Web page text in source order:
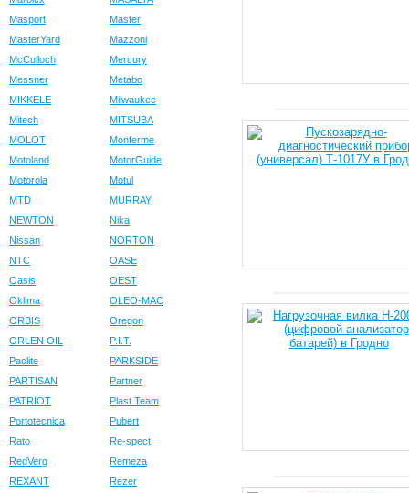
Masport
Master
MasterYard
Mazzoni
McCulloch
Mercury
Messner
Metabo
MIKKELE
Milwaukee
Mitech
MITSUBA
MOLOT
Monferme
Motoland
MotorGuide
Motorola
Motul
MTD
MURRAY
NEWTON
Nika
Nissan
NORTON
NTC
OASE
Oasis
OEST
Oklima
OLEO-MAC
ORBIS
Oregon
ORLEN OIL
P.I.T.
Paclite
PARKSIDE
PARTISAN
Partner
PATRIOT
Plast Team
Portotecnica
Pubert
Rato
Re-spect
RedVerg
Remeza
REXANT
Rezer